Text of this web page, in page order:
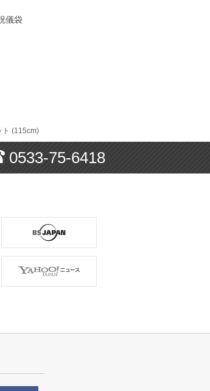
園・入学式
たです。
府
儀袋
ト (115cm)
0533-75-6418